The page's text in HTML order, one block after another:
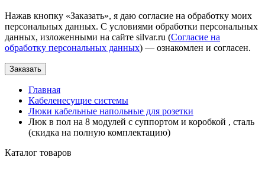
Нажав кнопку «Заказать», я даю согласие на обработку моих
персональных данных. С условиями обработки персональных
данных, изложенными на сайте silvar.ru (Согласие на
обработку персональных данных) — ознакомлен и согласен.
Заказать
Главная
Кабеленесущие системы
Люки кабельные напольные для розетки
Люк в пол на 8 модулей с суппортом и коробкой , сталь
(скидка на полную комплектацию)
Каталог товаров